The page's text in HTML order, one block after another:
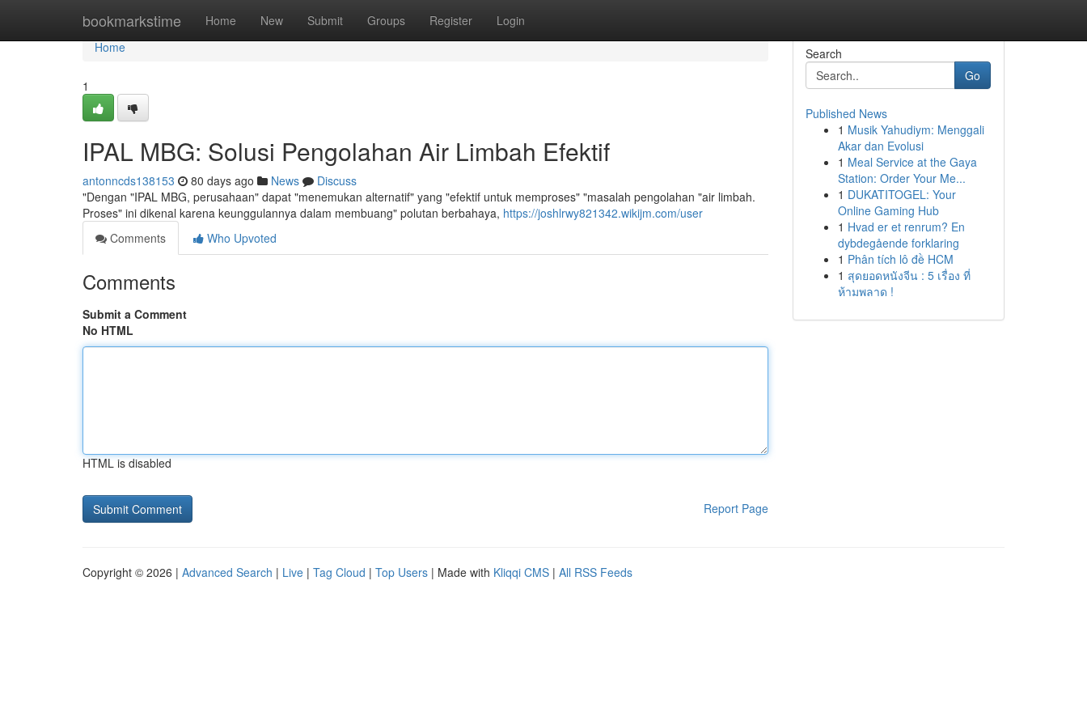
bookmarkstime Home New Submit Groups Register Login
Home
Home
1
IPAL MBG: Solusi Pengolahan Air Limbah Efektif
antonncds138153 80 days ago News
Discuss
"Dengan "IPAL MBG, perusahaan" dapat "menemukan alternatif" yang "efektif untuk memproses" "masalah pengolahan "air limbah.
Proses" ini dikenal karena keunggulannya dalam membuang" polutan berbahaya, https://joshlrwy821342.wikijm.com/user
Comments
Who Upvoted
Comments
Submit a Comment
No HTML
HTML is disabled
Report Page
Search
Go
Published News
1 Musik Yahudiym: Menggali
Akar dan Evolusi
1 Meal Service at the Gaya
Station: Order Your Me...
1 DUKATITOGEL: Your
Online Gaming Hub
1 Hvad er et renrum? En
dybdegående forklaring
1 Phân tích lô đề HCM
1 สุดยอดหนังจีน : 5 เรื่อง ที่
ห้ามพลาด !
Copyright © 2026 | Advanced Search | Live | Tag Cloud | Top Users | Made with Kliqqi CMS | All RSS Feeds